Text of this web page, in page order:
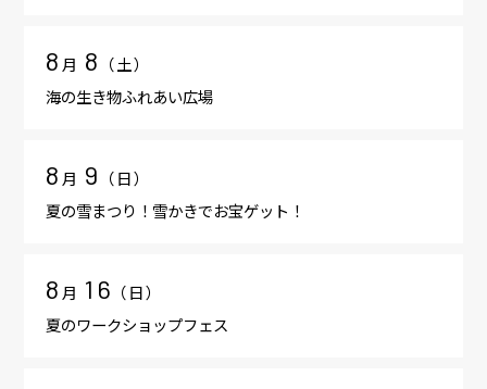
8月 8 （土）
海の生き物ふれあい広場
8月 9 （日）
夏の雪まつり！雪かきでお宝ゲット！
8月 16 （日）
夏のワークショップフェス